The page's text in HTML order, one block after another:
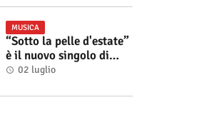
MUSICA
“Sotto la pelle d'estate”
è il nuovo singolo di
Roberta Modìgliani
02 luglio